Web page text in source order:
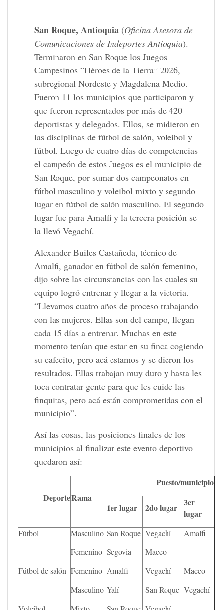
San Roque, Antioquia (Oficina Asesora de
Comunicaciones de Indeportes Antioquia).
Terminaron en San Roque los Juegos
Campesinos “Héroes de la Tierra” 2026,
subregional Nordeste y Magdalena Medio.
Fueron 11 los municipios que participaron y
que fueron representados por más de 420
deportistas y delegados. Ellos, se midieron en
las disciplinas de fútbol de salón, voleibol y
fútbol. Luego de cuatro días de competencias
el campeón de estos Juegos es el municipio de
San Roque, por sumar dos campeonatos en
fútbol masculino y voleibol mixto y segundo
lugar en fútbol de salón masculino. El segundo
lugar fue para Amalfi y la tercera posición se
la llevó Vegachí.
Alexander Builes Castañeda, técnico de
Amalfi, ganador en fútbol de salón femenino,
dijo sobre las circunstancias con las cuales su
equipo logró entrenar y llegar a la victoria.
“Llevamos cuatro años de proceso trabajando
con las mujeres. Ellas son del campo, llegan
cada 15 días a entrenar. Muchas en este
momento tenían que estar en su finca cogiendo
su cafecito, pero acá estamos y se dieron los
resultados. Ellas trabajan muy duro y hasta les
toca contratar gente para que les cuide las
finquitas, pero acá están comprometidas con el
municipio”.
Así las cosas, las posiciones finales de los
municipios al finalizar este evento deportivo
quedaron así:
DeporteRama
Puesto/municipio
1er lugar 2do lugar 3er
lugar
Fútbol Masculino San Roque Vegachí
Amalfi
Femenino Segovia
Maceo
Fútbol de salón Femenino Amalfi Vegachí
Maceo
Masculino Yalí San Roque Vegachí